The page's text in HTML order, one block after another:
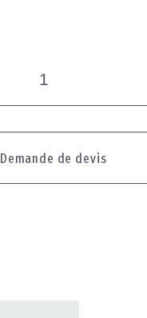
Demande de devis